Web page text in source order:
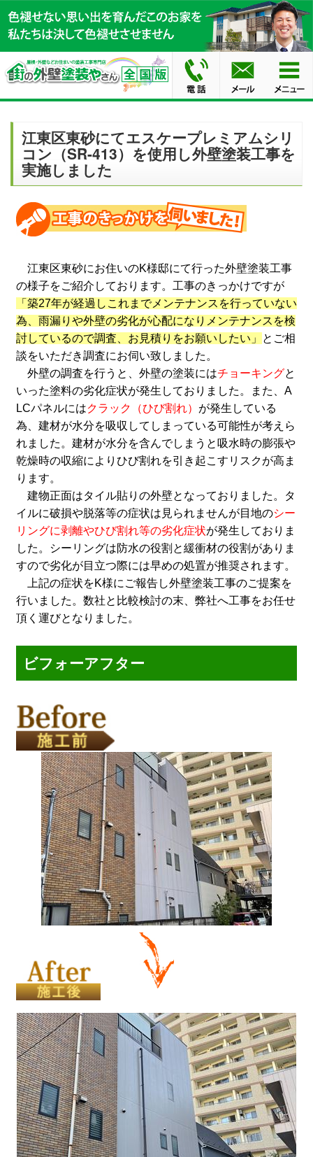
江東区東砂にてエスケープレミアムシリ
コン（SR-413）を使用し外壁塗装工事を
実施しました
江東区東砂にお住いのK様邸にて行った外壁塗装工事
の様子をご紹介しております。工事のきっかけですが
「築27年が経過しこれまでメンテナンスを行っていない
為、雨漏りや外壁の劣化が心配になりメンテナンスを検
討しているので調査、お見積りをお願いしたい」
とご相
談をいただき調査にお伺い致しました。
外壁の調査を行うと、外壁の塗装にはチョーキングと
いった塗料の劣化症状が発生しておりました。また、A
LCパネルにはクラック（ひび割れ） が発生している
為、建材が水分を吸収してしまっている可能性が考えら
れました。建材が水分を含んでしまうと吸水時の膨張や
乾燥時の収縮によりひび割れを引き起こすリスクが高ま
ります。
建物正面はタイル貼りの外壁となっておりました。タ
イルに破損や脱落等の症状は見られませんが目地のシー
リングに剥離やひび割れ等の劣化症状が発生しておりま
した。シーリングは防水の役割と緩衝材の役割がありま
すので劣化が目立つ際には早めの処置が推奨されます。
上記の症状をK様にご報告し外壁塗装工事のご提案を
行いました。数社と比較検討の末、弊社へ工事をお任せ
頂く運びとなりました。
ビフォーアフター